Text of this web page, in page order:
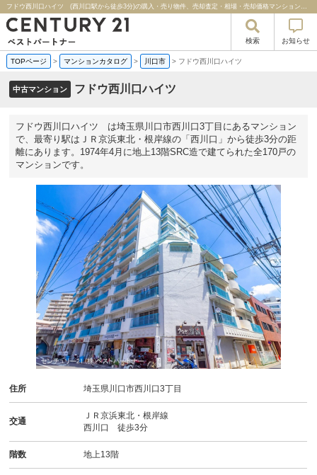
フドウ西川口ハイツ (西川口駅から徒歩3分)の購入・売り物件、売却査定・相場・売却価格マンション情報｜センチュリー２１ベストパートナー
検索 お知らせ
TOPページ > マンションカタログ > 川口市 > フドウ西川口ハイツ
中古マンション フドウ西川口ハイツ
フドウ西川口ハイツ は埼玉県川口市西川口3丁目にあるマンション
で、最寄り駅はＪＲ京浜東北・根岸線の「西川口」から徒歩3分の距
離にあります。1974年4月に地上13階SRC造で建てられた全170戸の
マンションです。
住所 埼玉県川口市西川口3丁目
交通
ＪＲ京浜東北・根岸線
西川口 徒歩3分
階数 地上13階